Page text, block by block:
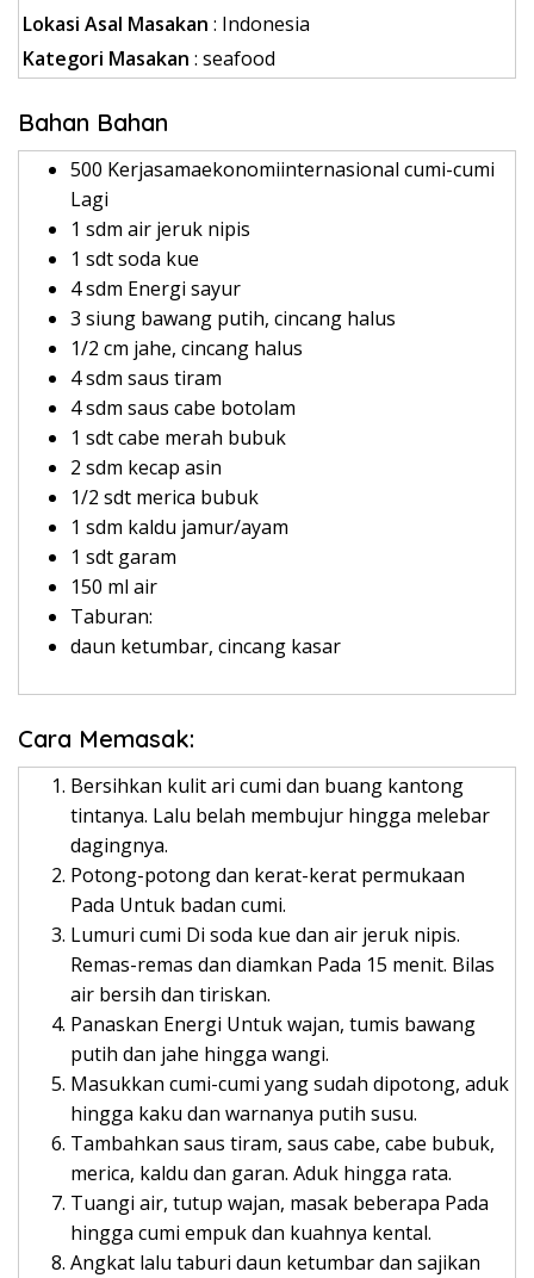
Lokasi Asal Masakan : Indonesia
Kategori Masakan : seafood
Bahan Bahan
500 Kerjasamaekonomiinternasional cumi-cumi
Lagi
1 sdm air jeruk nipis
1 sdt soda kue
4 sdm Energi sayur
3 siung bawang putih, cincang halus
1/2 cm jahe, cincang halus
4 sdm saus tiram
4 sdm saus cabe botolam
1 sdt cabe merah bubuk
2 sdm kecap asin
1/2 sdt merica bubuk
1 sdm kaldu jamur/ayam
1 sdt garam
150 ml air
Taburan:
daun ketumbar, cincang kasar
Cara Memasak:
Bersihkan kulit ari cumi dan buang kantong
tintanya. Lalu belah membujur hingga melebar
dagingnya.
Potong-potong dan kerat-kerat permukaan
Pada Untuk badan cumi.
Lumuri cumi Di soda kue dan air jeruk nipis.
Remas-remas dan diamkan Pada 15 menit. Bilas
air bersih dan tiriskan.
Panaskan Energi Untuk wajan, tumis bawang
putih dan jahe hingga wangi.
Masukkan cumi-cumi yang sudah dipotong, aduk
hingga kaku dan warnanya putih susu.
Tambahkan saus tiram, saus cabe, cabe bubuk,
merica, kaldu dan garan. Aduk hingga rata.
Tuangi air, tutup wajan, masak beberapa Pada
hingga cumi empuk dan kuahnya kental.
Angkat lalu taburi daun ketumbar dan sajikan